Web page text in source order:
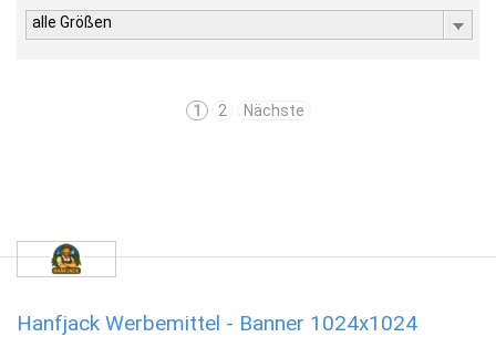
alle Größen
1 2 Nächste
Hanfjack Werbemittel - Banner 1024x1024